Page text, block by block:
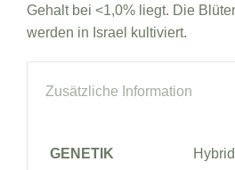
Gehalt bei <1,0% liegt. Die
werden in Israel kultiviert.
Zusätzliche Information
GENETIK